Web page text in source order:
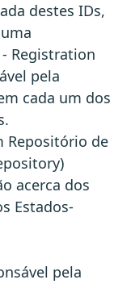
destes IDs,
Registration
pela
cada um dos
Repositório de
acerca dos
Estados-
pela